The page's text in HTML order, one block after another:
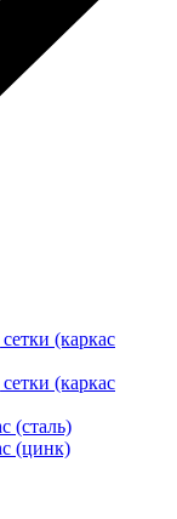
(каркас
(каркас
(сталь)
(цинк)